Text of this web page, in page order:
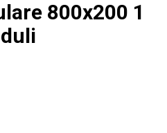
800x200 1